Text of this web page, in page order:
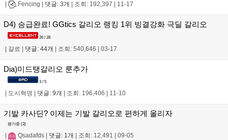
Fencing 댓글: 3개 조회: 192,397 11-17
D4) 승급완료! GGtics 갈리오 랭킹 1위 빙결강화 극딜 갈리오
26 / 28
| 갈료 | 댓글: 44개 | 조회: 540,646 | 03-17
Dia)미드탱갈리오 룬추가
3 / 5
도시혁명 댓글: 9개 조회: 196,406 11-10
기발 카사딘? 이제는 기발 갈리오로 편하게 올리자
평가중 (3)
Qsadafds 댓글: 1개 조회: 12,491 09-05